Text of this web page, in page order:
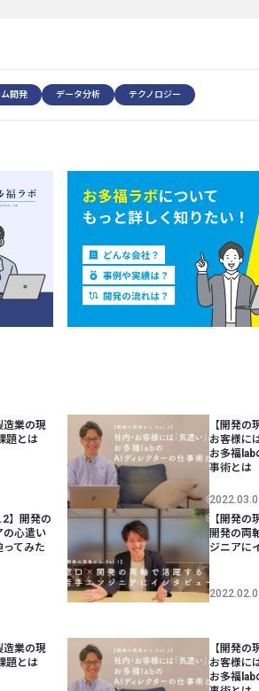
開発 データ分析 テクノロジー
造業の現
題とは
【開発の
お客様に
お多福lab
事術とは
】開発の
の心遣い
てみた
【開発
開発の両
ジニアに
造業の現
題とは
【開発の
お客様に
お多福lab